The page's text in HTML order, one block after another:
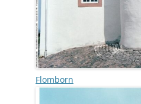
Flomborn